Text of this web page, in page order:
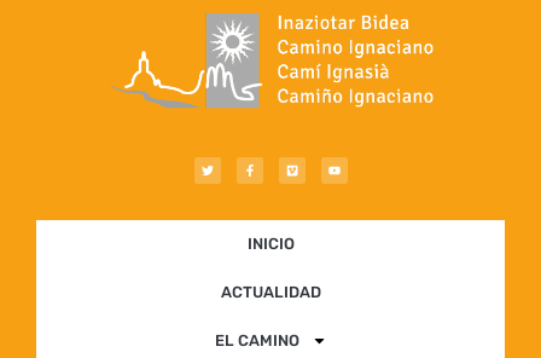
INICIO
ACTUALIDAD
EL CAMINO